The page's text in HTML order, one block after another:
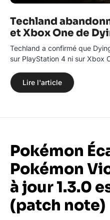
Techland
et Xbox One de
Techland a confirmé que
sur PlayStation 4 ni sur Xbox
Lire l'article
Pokémon
Pokémon
à jour 1.3.0
(patch note)